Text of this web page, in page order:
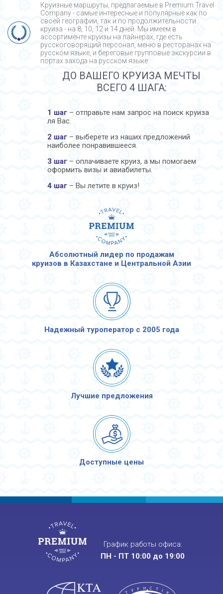
Круизные маршруты, предлагаемые в Premium Travel
Company - cамые интересные и популярные как по
своей географии, так и по продолжительности
круиза - на 8, 10, 12 и 14 дней. Мы имеем в
ассортименте круизы на лайнерах, где есть
русскоговорящий персонал, меню в ресторанах на
русском языке, и береговые групповые экскурсии в
портах захода на русском языке.
ДО ВАШЕГО КРУИЗА МЕЧТЫ
ВСЕГО 4 ШАГА:
1 шаг – отправьте нам запрос на поиск круиза
ля Вас.
2 шаг – выберете из наших предложений
наиболее понравившееся.
3 шаг – оплачиваете круиз, а мы помогаем
оформить визы и авиабилеты.
4 шаг – Вы летите в круиз!
Абсолютный лидер по продажам
круизов в Казахстане и Центральной Азии
Надежный туроператор с 2005 года
Лучшие предложения
Доступные цены
График работы офиса:
ПН - ПТ 10:00 до 19:00